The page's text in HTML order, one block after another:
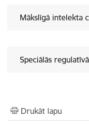
Mākslīgā intelekta
Speciālās
Drukāt lapu